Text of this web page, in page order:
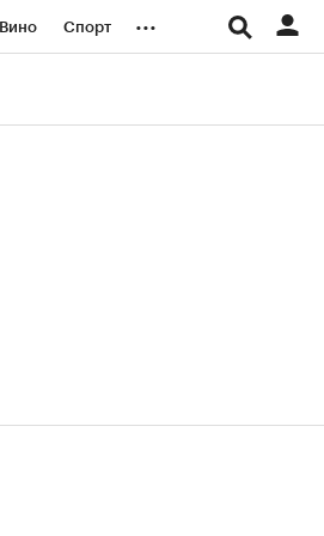
Спорт ...